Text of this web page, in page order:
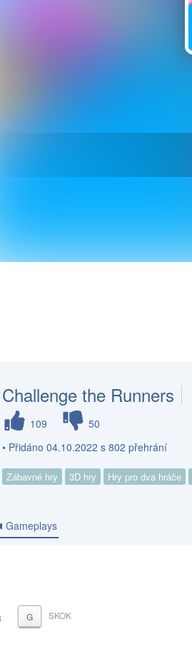
Challenge the Runners
109
50
• Přidáno 04.10.2022 s 802 přehrání
Zábavné hry 3D hry Hry pro dva hráče
Gameplays
G SKOK